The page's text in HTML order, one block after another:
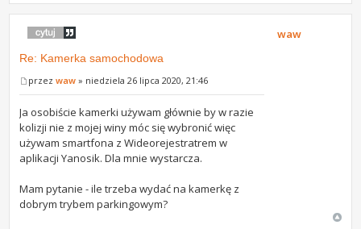
Re: Kamerka samochodowa
przezwaw » niedziela 26 lipca 2020, 21:46
Ja osobiście kamerki używam głównie by w razie
kolizji nie z mojej winy móc się wybronić więc
używam smartfona z Wideorejestratrem w
aplikacji Yanosik. Dla mnie wystarcza.
Mam pytanie - ile trzeba wydać na kamerkę z
dobrym trybem parkingowym?
waw